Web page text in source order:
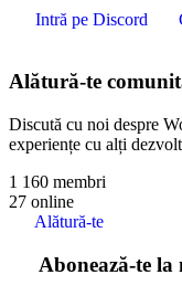
Intră pe Discord
Alătură-te
Discută cu noi despre
experiențe cu alți
1 160 membri
27 online
Alătură-te
Abonează-te la